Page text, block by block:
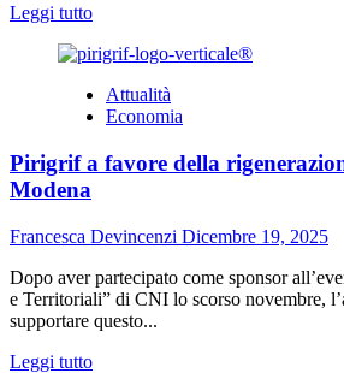
Leggi tuttoLeggi
più
Sistemi
Anticaduta
Coperture
Ruolo
degli
Ancoraggi
Puntuali
di
Tipo
A
Attualità
Economia
Pirigrif a favore della
Modena
Francesca Devincenzi Dicembre 19, 2025
Dopo aver partecipato come sponsor
e Territoriali” di CNI lo scorso novembre,
supportare questo...
Leggi tuttoLeggi